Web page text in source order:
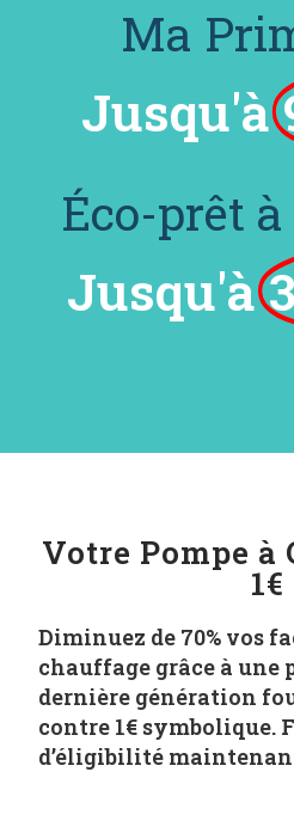
Ma
Jusqu'à
Éco-prêt
Jusqu'à
Votre Pompe à
1€
Diminuez de 70% vos
chauffage grâce à une
dernière génération
contre 1€ symbolique.
d’éligibilité